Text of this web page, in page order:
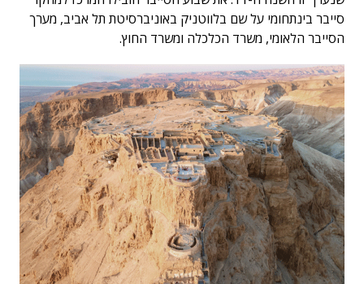
סייבר בינתחומי על שם בלווטניק באוניברסיטת תל אביב, מערך
הסייבר הלאומי, משרד הכלכלה ומשרד החוץ.